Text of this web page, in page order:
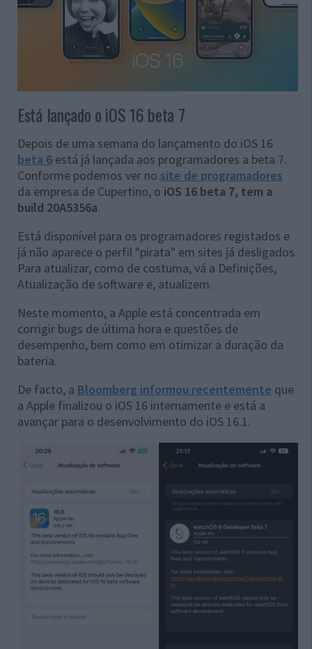
Está lançado o iOS 16 beta 7
Depois de uma semana do lançamento do iOS 16
beta 6 está já lançada aos programadores a beta 7.
Conforme podemos ver no site de programadores
da empresa de Cupertino, o iOS 16 beta 7, tem a
build 20A5356a.
Está disponível para os programadores registados e
já não aparece o perfil "pirata" em sites já desligados.
Para atualizar, como de costuma, vá a Definições,
Atualização de software e, atualizem.
Neste momento, a Apple está concentrada em
corrigir bugs de última hora e questões de
desempenho, bem como em otimizar a duração da
bateria.
De facto, a Bloomberg informou recentemente que
a Apple finalizou o iOS 16 internamente e está a
avançar para o desenvolvimento do iOS 16.1.